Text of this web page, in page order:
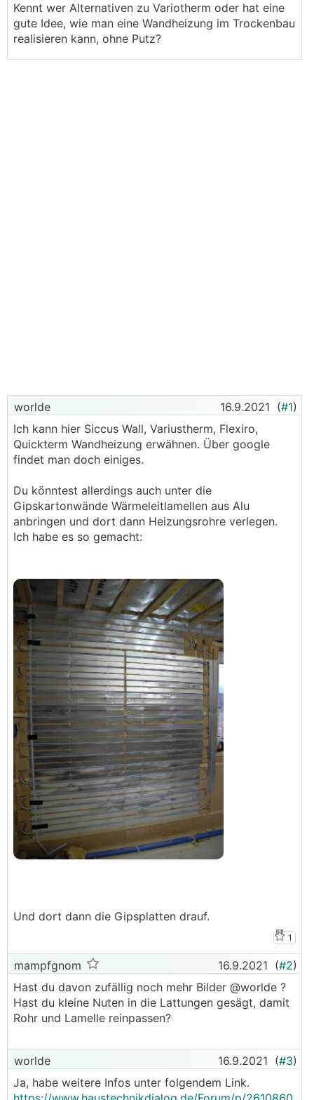
Kennt wer Alternativen zu Variotherm oder hat eine
gute Idee, wie man eine Wandheizung im Trockenbau
realisieren kann, ohne Putz?
worlde 16.9.2021 (#1)
Ich kann hier Siccus Wall, Variustherm, Flexiro,
Quickterm Wandheizung erwähnen. Über google
findet man doch einiges.
Du könntest allerdings auch unter die
Gipskartonwände Wärmeleitlamellen aus Alu
anbringen und dort dann Heizungsrohre verlegen.
Ich habe es so gemacht:
Und dort dann die Gipsplatten drauf.
1
mampfgnom 16.9.2021 (#2)
Hast du davon zufällig noch mehr Bilder @worlde ?
Hast du kleine Nuten in die Lattungen gesägt, damit
Rohr und Lamelle reinpassen?
worlde 16.9.2021 (#3)
Ja, habe weitere Infos unter folgendem Link.